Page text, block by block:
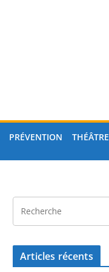
PRÉVENTION THÉÂTRE
Articles récents